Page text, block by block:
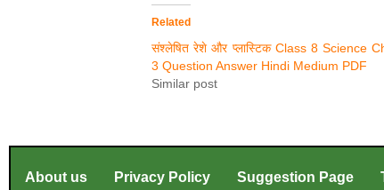
Related
संश्लेषित रेशे और प्लास्टिक Class 8 Science
3 Question Answer Hindi Medium PDF
Similar post
About us Privacy Policy Suggestion Page